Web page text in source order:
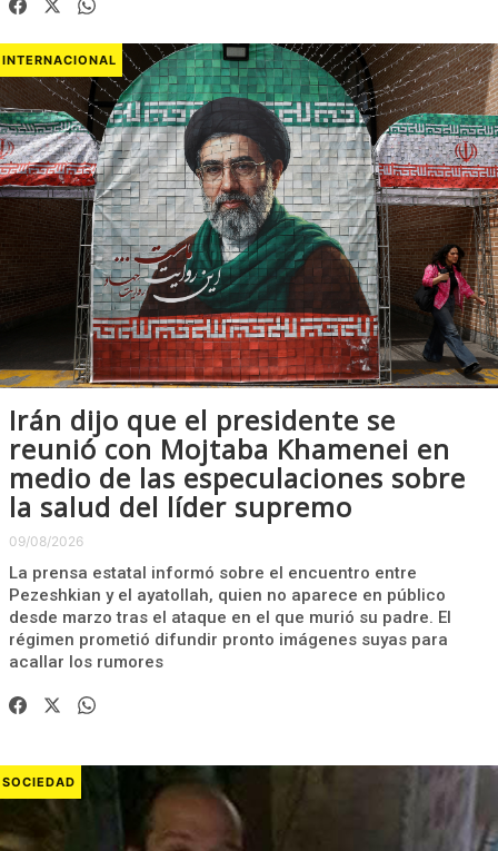
INTERNACIONAL
Irán dijo que el presidente se
reunió con Mojtaba Khamenei en
medio de las especulaciones sobre
la salud del líder supremo
09/08/2026
La prensa estatal informó sobre el encuentro entre
Pezeshkian y el ayatollah, quien no aparece en público
desde marzo tras el ataque en el que murió su padre. El
régimen prometió difundir pronto imágenes suyas para
acallar los rumores
SOCIEDAD